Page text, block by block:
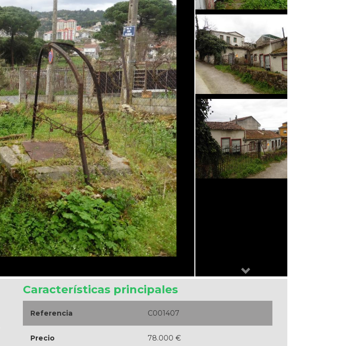
Características principales
Referencia C001407
Precio 78.000 €